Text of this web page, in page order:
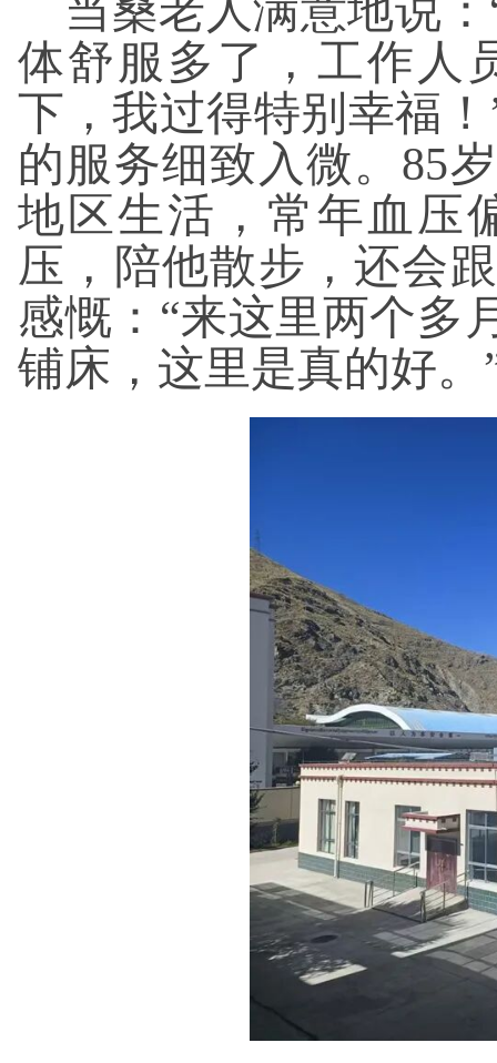
当桑老人满意地说
体舒服多了，工作人
下，我过得特别幸福
的服务细致入微。85
地区生活，常年血压
压，陪他散步，还会
感慨：“来这里两个多
铺床，这里是真的好。